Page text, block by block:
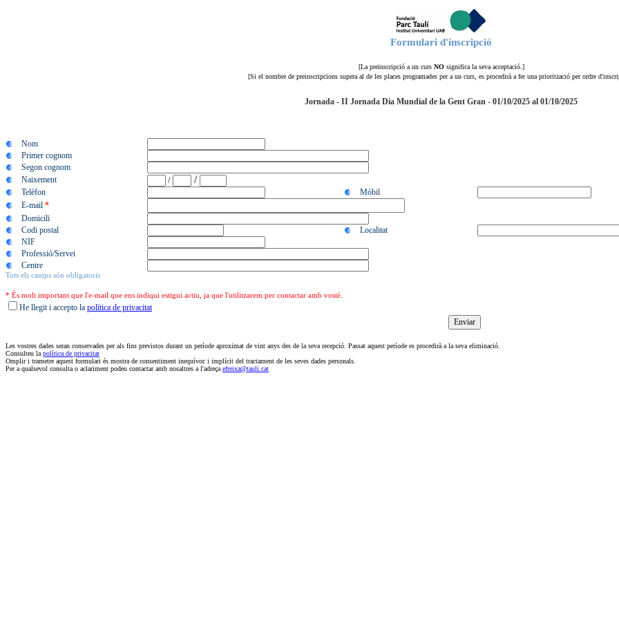
Formulari d'inscripció
[La preinscripció a un curs NOsignifica la seva acceptació.]
[Si el nombre de preinscripcions supera al de les places programades per a un curs, es procedirà a fer una priorització per ordre
Jornada - II Jornada Dia Mundial de la Gent Gran - 01/10/2025 al 01/10/2025
Nom
Primer cognom
Segon cognom
Naixement
/ /
Telèfon
Mòbil
E-mail *
Domicili
Codi postal
Localitat
NIF
Professió/Servei
Centre
Tots els camps són obligatoris
* És molt important que l'e-mail que ens indiqui estigui actiu, ja que l'utilitzarem per contactar amb vostè.
He llegit i accepto la política de privacitat
Les vostres dades seran conservades per als fins previstos durant un període aproximat de vint anys des de la seva recepció. Passat aquest període es procedirà a la seva eliminació.
Consulteu la política de privacitat
Omplir i trametre aquest formulari és mostra de consentiment inequívoc i implícit del tractament de les seves dades personals.
Per a qualsevol consulta o aclariment podeu contactar amb nosaltres a l'adreça efreixa@tauli.cat